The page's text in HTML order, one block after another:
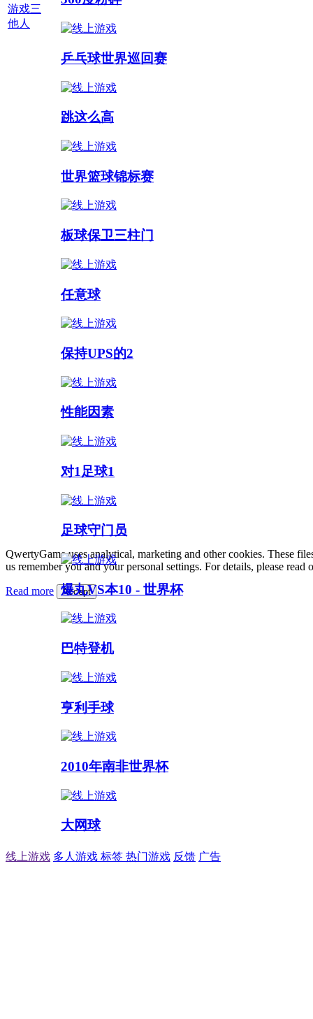
游戏三
他人
乒乓球世界巡回赛
跳这么高
世界篮球锦标赛
板球保卫三柱门
任意球
保持UPS的2
性能因素
对1足球1
足球守门员
爆丸VS本10 - 世界杯
巴特登机
亨利手球
2010年南非世界杯
大网球
线上游戏 多人游戏 标签 热门游戏 反馈 广告
QwertyGame uses analytical, marketing and other cookies. These
us remember you and your personal settings. For details, please read
Read more Accept